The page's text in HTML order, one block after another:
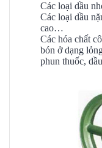
Các loại dầu
Các loại dầu
cao…
Các hóa chất
bón ở dạng
phun thuốc,